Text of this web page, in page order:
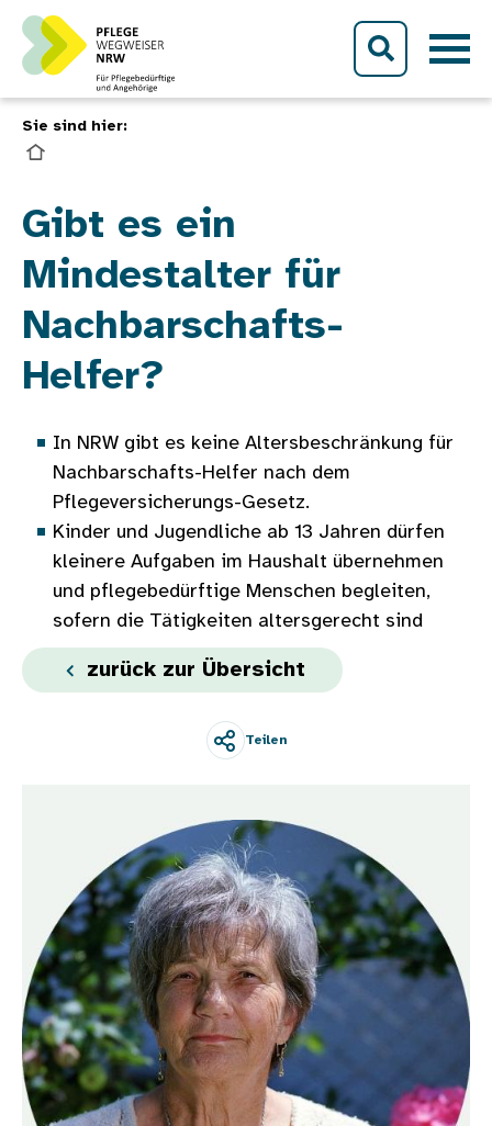
Direkt zum Inhalt
Sie sind hier:
BildGibt es ein
Mindestalter für
Nachbarschafts-
Helfer?
In NRW gibt es keine Altersbeschränkung für
Nachbarschafts-Helfer nach dem
Pflegeversicherungs-Gesetz.
Kinder und Jugendliche ab 13 Jahren dürfen
kleinere Aufgaben im Haushalt übernehmen
und pflegebedürftige Menschen begleiten,
sofern die Tätigkeiten altersgerecht sind
zurück zur Übersicht
Teilen